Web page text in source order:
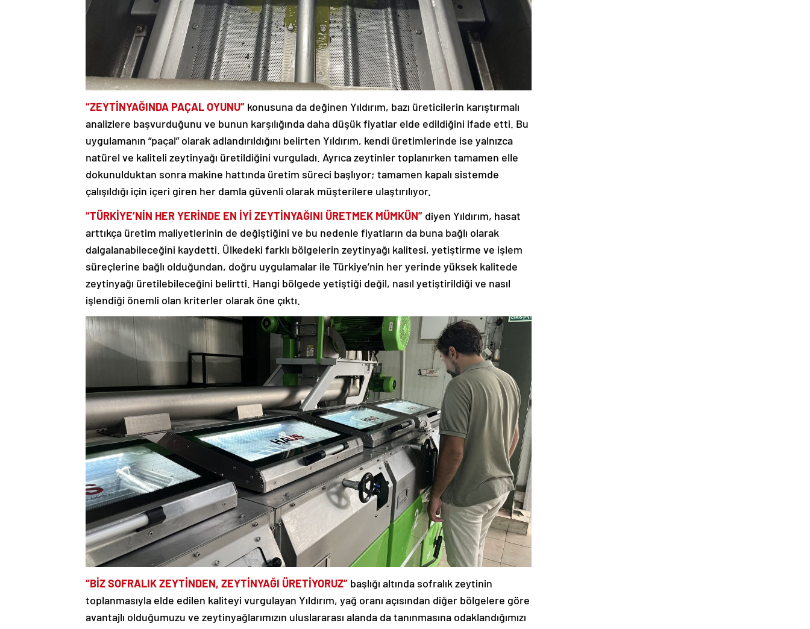
“ZEYTİNYAĞINDA PAÇAL OYUNU” konusuna da değinen Yıldırım, bazı üreticilerin karıştırmalı
analizlere başvurduğunu ve bunun karşılığında daha düşük fiyatlar elde edildiğini ifade etti. Bu
uygulamanın “paçal” olarak adlandırıldığını belirten Yıldırım, kendi üretimlerinde ise yalnızca
natürel ve kaliteli zeytinyağı üretildiğini vurguladı. Ayrıca zeytinler toplanırken tamamen elle
dokunulduktan sonra makine hattında üretim süreci başlıyor; tamamen kapalı sistemde
çalışıldığı için içeri giren her damla güvenli olarak müşterilere ulaştırılıyor.
“TÜRKİYE’NİN HER YERİNDE EN İYİ ZEYTİNYAĞINI ÜRETMEK MÜMKÜN” diyen Yıldırım, hasat
arttıkça üretim maliyetlerinin de değiştiğini ve bu nedenle fiyatların da buna bağlı olarak
dalgalanabileceğini kaydetti. Ülkedeki farklı bölgelerin zeytinyağı kalitesi, yetiştirme ve işlem
süreçlerine bağlı olduğundan, doğru uygulamalar ile Türkiye’nin her yerinde yüksek kalitede
zeytinyağı üretilebileceğini belirtti. Hangi bölgede yetiştiği değil, nasıl yetiştirildiği ve nasıl
işlendiği önemli olan kriterler olarak öne çıktı.
“BİZ SOFRALIK ZEYTİNDEN, ZEYTİNYAĞI ÜRETİYORUZ” başlığı altında sofralık zeytinin
toplanmasıyla elde edilen kaliteyi vurgulayan Yıldırım, yağ oranı açısından diğer bölgelere göre
avantajlı olduğumuzu ve zeytinyağlarımızın uluslararası alanda da tanınmasına odaklandığımızı